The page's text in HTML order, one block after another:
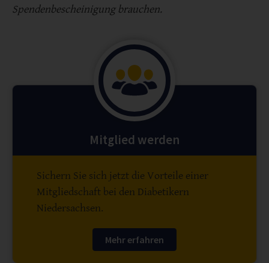
Spendenbescheinigung brauchen.
Mitglied werden
Sichern Sie sich jetzt die Vorteile einer
Mitgliedschaft bei den Diabetikern
Niedersachsen.
Mehr erfahren